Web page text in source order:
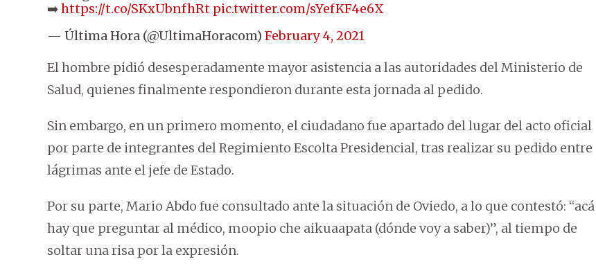
➡️https://t.co/SKxUbnfhRt pic.twitter.com/sYefKF4e6X
— Última Hora (@UltimaHoracom) February 4, 2021
El hombre pidió desesperadamente mayor asistencia a las autoridades del Ministerio de
Salud, quienes finalmente respondieron durante esta jornada al pedido.
Sin embargo, en un primero momento, el ciudadano fue apartado del lugar del acto oficial
por parte de integrantes del Regimiento Escolta Presidencial, tras realizar su pedido entre
lágrimas ante el jefe de Estado.
Por su parte, Mario Abdo fue consultado ante la situación de Oviedo, a lo que contestó: “acá
hay que preguntar al médico, moopio che aikuaapata (dónde voy a saber)”, al tiempo de
soltar una risa por la expresión.